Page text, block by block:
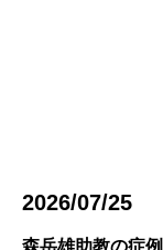
2026/07/25